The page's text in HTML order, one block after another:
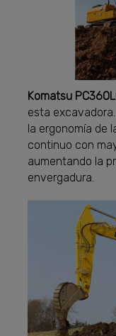
Komatsu
esta
la ergonomía de
continuo con
aumentando la
envergadura.